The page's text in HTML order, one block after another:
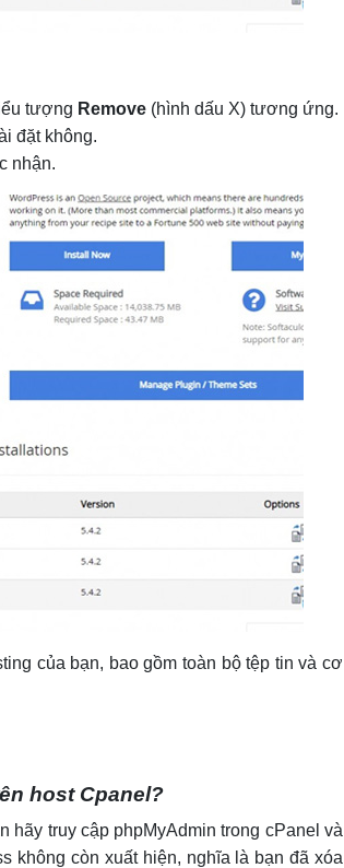
tượng Remove (hình dấu X) tương ứng.
đặt không.
nhận.
của bạn, bao gồm toàn bộ tệp tin và cơ
host Cpanel?
hãy truy cập phpMyAdmin trong cPanel và
không còn xuất hiện, nghĩa là bạn đã xóa